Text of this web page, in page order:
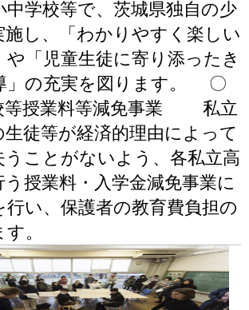
中学校等で、茨城県独自の少
施し、「わかりやすく楽しい
「児童生徒に寄り添ったき
」の充実を図ります。 〇
等授業料等減免事業 私立
生徒等が経済的理由によって
うことがないよう、各私立高
授業料・入学金減免事業に
行い、保護者の教育費負担の
。